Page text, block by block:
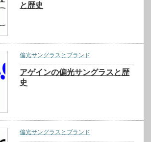
と歴史
偏光サングラスとブランド
アゲインの偏光サングラスと歴
史
偏光サングラスとブランド